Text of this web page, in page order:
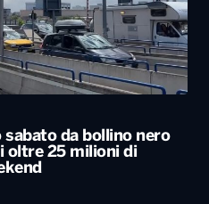
sabato da bollino nero
oltre 25 milioni di